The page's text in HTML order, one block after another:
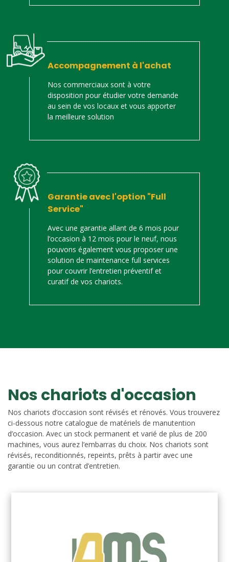
Accompagnement à l'achat
Nos commerciaux sont à votre
disposition pour étudier votre demande
au sein de vos locaux et vous apporter
la meilleure solution
Garantie avec l'option "Full
Service"
Avec une garantie allant de 6 mois pour
l’occasion à 12 mois pour le neuf, nous
pouvons également vous proposer une
solution de maintenance full services
pour couvrir l’entretien préventif et
curatif de vos chariots.
Nos chariots d'occasion
Nos chariots d’occasion sont révisés et rénovés. Vous trouverez
ci-dessous notre catalogue de matériels de manutention
d’occasion. Avec un stock permanent et varié de plus de 200
machines, vous aurez l’embarras du choix. Nos chariots sont
révisés, reconditionnés, repeints, prêts à partir avec une
garantie ou un contrat d’entretien.